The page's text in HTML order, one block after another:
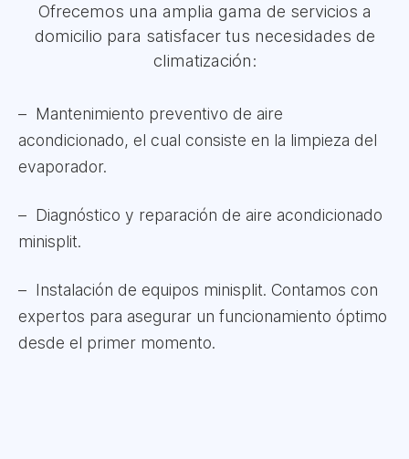
Ofrecemos una amplia gama de servicios a
domicilio para satisfacer tus necesidades de
climatización:
Mantenimiento preventivo de aire
acondicionado, el cual consiste en la limpieza del
evaporador.
Diagnóstico y reparación de aire acondicionado
minisplit.
Instalación de equipos minisplit. Contamos con
expertos para asegurar un funcionamiento óptimo
desde el primer momento.